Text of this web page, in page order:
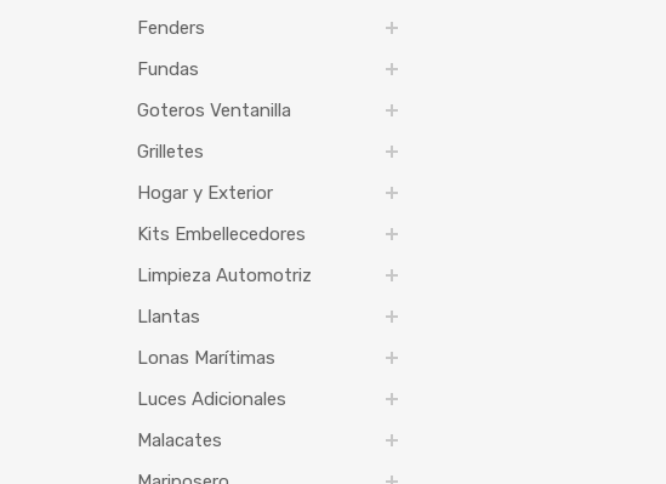
Fenders
Fundas
Goteros Ventanilla
Grilletes
Hogar y Exterior
Kits Embellecedores
Limpieza Automotriz
Llantas
Lonas Marítimas
Luces Adicionales
Malacates